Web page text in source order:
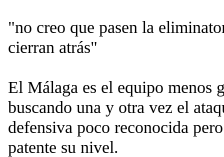
"no creo que pasen la
cierran atrás"
El Málaga es el equipo menos
buscando una y otra vez el
defensiva poco reconocida
patente su nivel.